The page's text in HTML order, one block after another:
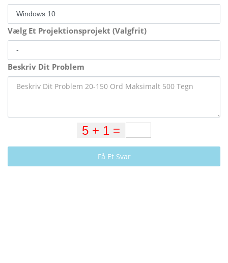
Vælg Et Projektionsprojekt (Valgfrit)
Beskriv Dit Problem
Få Et Svar